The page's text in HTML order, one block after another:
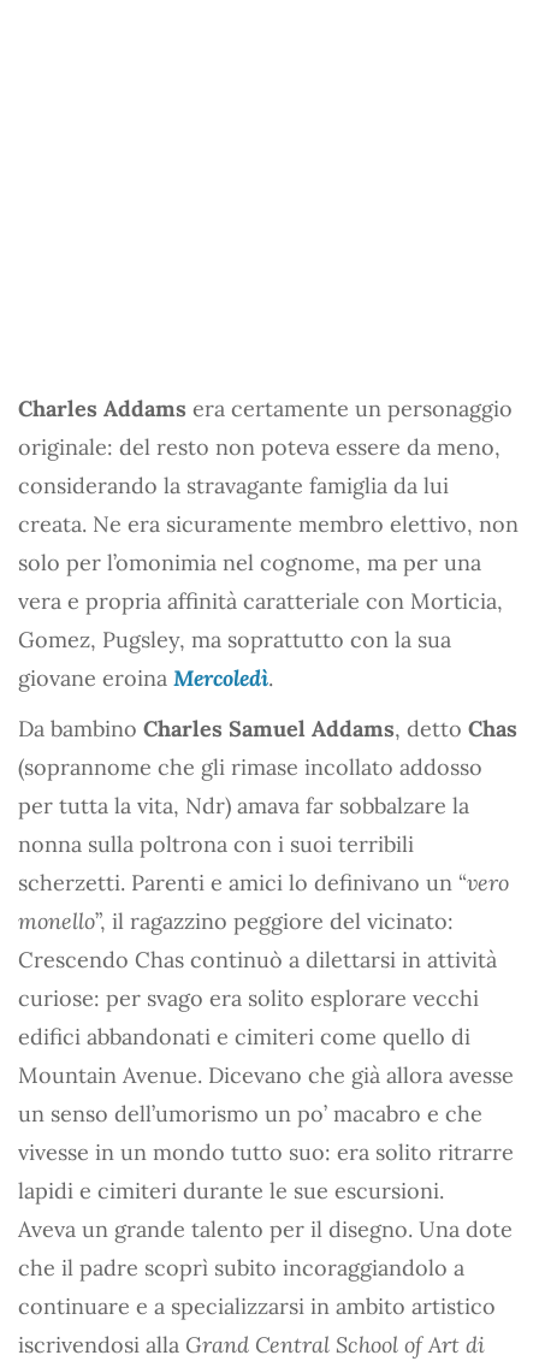
Charles Addams era certamente un personaggio
originale: del resto non poteva essere da meno,
considerando la stravagante famiglia da lui
creata. Ne era sicuramente membro elettivo, non
solo per l’omonimia nel cognome, ma per una
vera e propria affinità caratteriale con Morticia,
Gomez, Pugsley, ma soprattutto con la sua
giovane eroina Mercoledì.
Da bambino Charles Samuel Addams, detto Chas
(soprannome che gli rimase incollato addosso
per tutta la vita, Ndr) amava far sobbalzare la
nonna sulla poltrona con i suoi terribili
scherzetti. Parenti e amici lo definivano un “vero
monello”, il ragazzino peggiore del vicinato:
Crescendo Chas continuò a dilettarsi in attività
curiose: per svago era solito esplorare vecchi
edifici abbandonati e cimiteri come quello di
Mountain Avenue. Dicevano che già allora avesse
un senso dell’umorismo un po’ macabro e che
vivesse in un mondo tutto suo: era solito ritrarre
lapidi e cimiteri durante le sue escursioni.
Aveva un grande talento per il disegno. Una dote
che il padre scoprì subito incoraggiandolo a
continuare e a specializzarsi in ambito artistico
iscrivendosi alla Grand Central School of Art di